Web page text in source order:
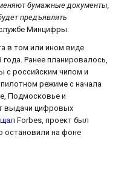
бумажные документы,
предъявлять
Минцифры.
в том или ином виде
Ранее планировалось,
с российским чипом и
режиме с начала
Подмосковье и
выдачи цифровых
Forbes, проект был
остановили на фоне